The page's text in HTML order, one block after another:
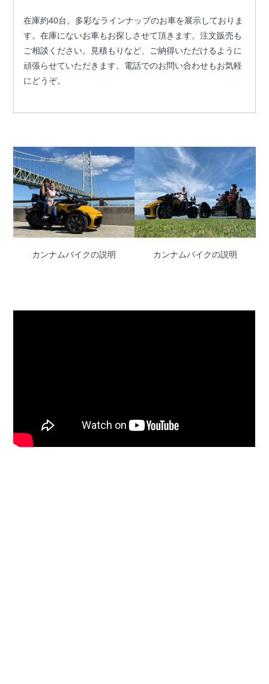
在庫約40台。多彩なラインナップのお車を展示しておりま
す。在庫にないお車もお探しさせて頂きます。注文販売も
ご相談ください。見積もりなど、ご納得いただけるように
頑張らせていただきます。電話でのお問い合わせもお気軽
にどうぞ。
カンナムバイクの説明 カンナムバイクの説明